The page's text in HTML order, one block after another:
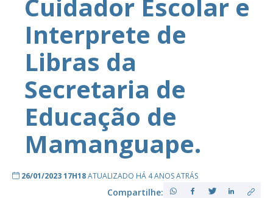
Cuidador Escolar e
Interprete de
Libras da
Secretaria de
Educação de
Mamanguape.
26/01/2023 17H18ATUALIZADO HÁ 4 ANOS ATRÁS
Compartilhe: